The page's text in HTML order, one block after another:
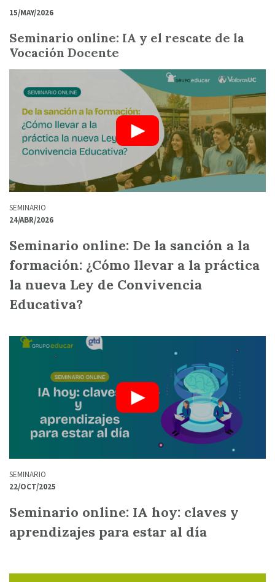
15/MAY/2026
Seminario online: IA y el rescate de la
Vocación Docente
SEMINARIO
24/ABR/2026
Seminario online: De la sanción a la
formación: ¿Cómo llevar a la práctica
la nueva Ley de Convivencia
Educativa?
SEMINARIO
22/OCT/2025
Seminario online: IA hoy: claves y
aprendizajes para estar al día